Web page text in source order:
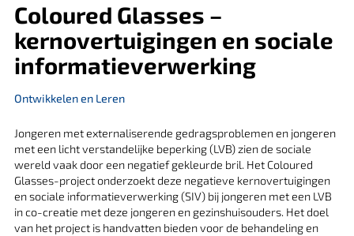
Coloured Glasses –
kernovertuigingen en sociale
informatieverwerking
Ontwikkelen en Leren
Jongeren met externaliserende gedragsproblemen en jongeren
met een licht verstandelijke beperking (LVB) zien de sociale
wereld vaak door een negatief gekleurde bril. Het Coloured
Glasses-project onderzoekt deze negatieve kernovertuigingen
en sociale informatieverwerking (SIV) bij jongeren met een LVB
in co-creatie met deze jongeren en gezinshuisouders. Het doel
van het project is handvatten bieden voor de behandeling en